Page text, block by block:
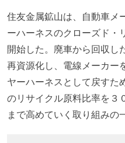
住友金属鉱山は、自動車メ
ーハーネスのクローズド・
開始した。廃車から回収し
再資源化し、電線メーカー
ヤーハーネスとして戻すた
のリサイクル原料比率を３
まで高めていく取り組みの